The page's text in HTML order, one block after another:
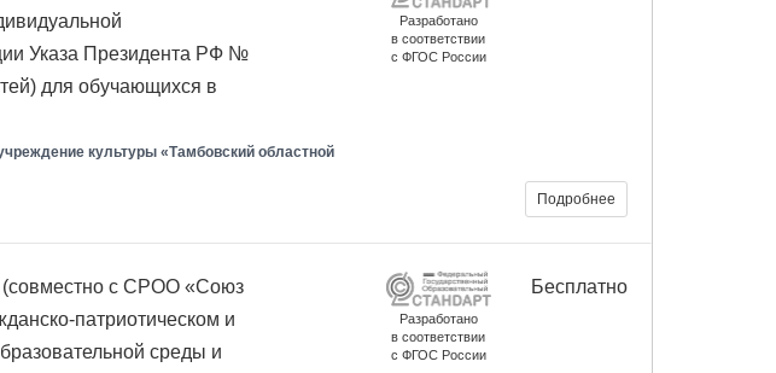
Указа Президента РФ №
для обучающихся в
культуры «Тамбовский областной
Разработано
в соответствии
с ФГОС России
Подробнее
(совместно с СРОО «Союз
патриотическом и
среды и
Разработано
в соответствии
с ФГОС России
Бесплатно